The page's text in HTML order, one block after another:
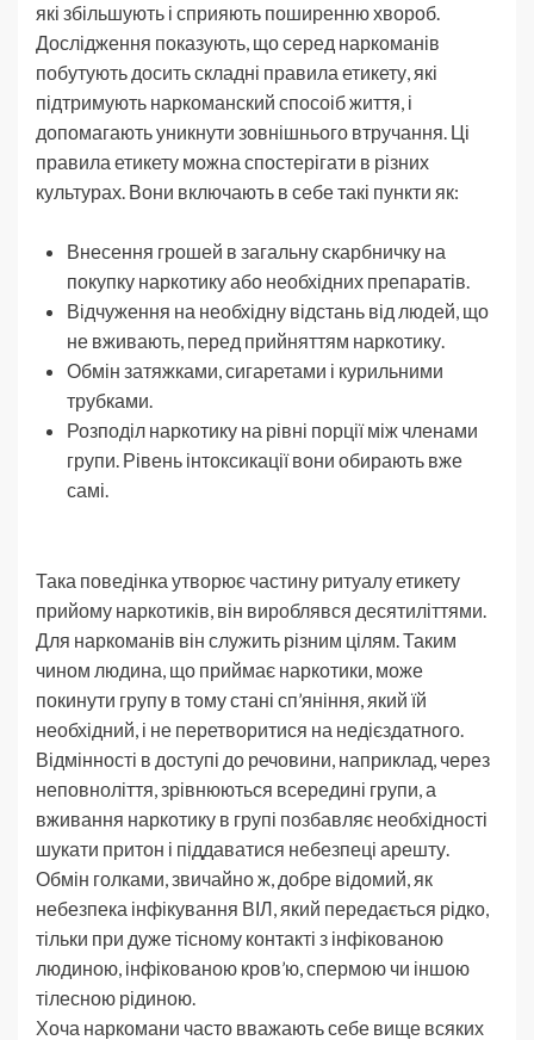
які збільшують і сприяють поширенню хвороб.
Дослідження показують, що серед наркоманів
побутують досить складні правила етикету, які
підтримують наркоманский спосоіб життя, і
допомагають уникнути зовнішнього втручання. Ці
правила етикету можна спостерігати в різних
культурах. Вони включають в себе такі пункти як:
Внесення грошей в загальну скарбничку на
покупку наркотику або необхідних препаратів.
Відчуження на необхідну відстань від людей, що
не вживають, перед прийняттям наркотику.
Обмін затяжками, сигаретами і курильними
трубками.
Розподіл наркотику на рівні порції між членами
групи. Рівень інтоксикації вони обирають вже
самі.
Така поведінка утворює частину ритуалу етикету
прийому наркотиків, він вироблявся десятиліттями.
Для наркоманів він служить різним цілям. Таким
чином людина, що приймає наркотики, може
покинути групу в тому стані сп’яніння, який їй
необхідний, і не перетворитися на недієздатного.
Відмінності в доступі до речовини, наприклад, через
неповноліття, зрівнюються всередині групи, а
вживання наркотику в групі позбавляє необхідності
шукати притон і піддаватися небезпеці арешту.
Обмін голками, звичайно ж, добре відомий, як
небезпека інфікування ВІЛ, який передається рідко,
тільки при дуже тісному контакті з інфікованою
людиною, інфікованою кров’ю, спермою чи іншою
тілесною рідиною.
Хоча наркомани часто вважають себе вище всяких